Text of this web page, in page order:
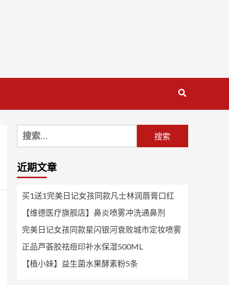
搜
索：
近期文章
买1送1完美日记女孩同款凡士林润唇膏口红
【维德医疗旗舰店】鼻炎喷雾冲洗通鼻剂
完美日记女孩同款星闪银河衰败城市定妆喷雾
正品芦荟胶祛痘印补水保湿500ML
【植小妹】益生菌水果酵素粉5条